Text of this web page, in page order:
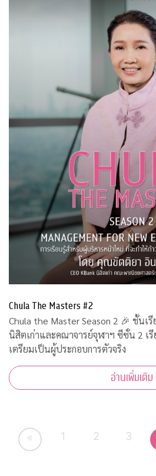
Chula The Masters #2
Chula the Master Season 2 🎉 ชั้นเรียนออนไลน์จากสุดยอด
นิสิตเก่าและคณาจารย์จุฬาฯ ซีซั่น 2 เรียนรู้เรื่องการจัดการเพื่อ
เตรียมเป็นผู้ประกอบการตัวจริง
อ่านเพิ่มเติม
« 1 2 3